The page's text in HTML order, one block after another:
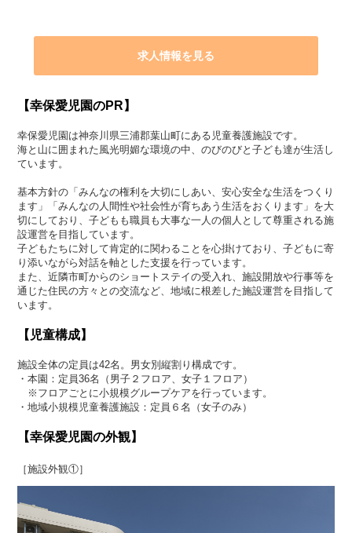
求人情報を見る
【幸保愛児園のPR】
幸保愛児園は神奈川県三浦郡葉山町にある児童養護施設です。
海と山に囲まれた風光明媚な環境の中、のびのびと子ども達が生活し
ています。
基本方針の「みんなの権利を大切にしあい、安心安全な生活をつくり
ます」「みんなの人間性や社会性が育ちあう生活をおくります」を大
切にしており、子どもも職員も大事な一人の個人として尊重される施
設運営を目指しています。
子どもたちに対して肯定的に関わることを心掛けており、子どもに寄
り添いながら対話を軸とした支援を行っています。
また、近隣市町からのショートステイの受入れ、施設開放や行事等を
通じた住民の方々との交流など、地域に根差した施設運営を目指して
います。
【児童構成】
施設全体の定員は42名。男女別縦割り構成です。
・本園：定員36名（男子２フロア、女子１フロア）
※フロアごとに小規模グループケアを行っています。
・地域小規模児童養護施設：定員６名（女子のみ）
【幸保愛児園の外観】
［施設外観①］